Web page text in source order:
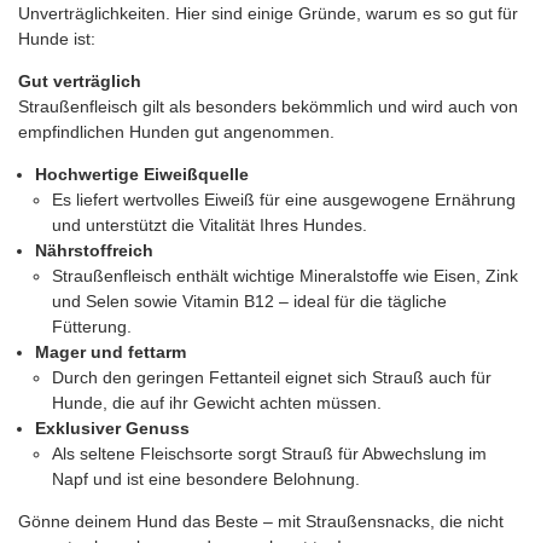
Unverträglichkeiten. Hier sind einige Gründe, warum es so gut für
Hunde ist:
Gut verträglich
Straußenfleisch gilt als besonders bekömmlich und wird auch von
empfindlichen Hunden gut angenommen.
Hochwertige Eiweißquelle
Es liefert wertvolles Eiweiß für eine ausgewogene Ernährung
und unterstützt die Vitalität Ihres Hundes.
Nährstoffreich
Straußenfleisch enthält wichtige Mineralstoffe wie Eisen, Zink
und Selen sowie Vitamin B12 – ideal für die tägliche
Fütterung.
Mager und fettarm
Durch den geringen Fettanteil eignet sich Strauß auch für
Hunde, die auf ihr Gewicht achten müssen.
Exklusiver Genuss
Als seltene Fleischsorte sorgt Strauß für Abwechslung im
Napf und ist eine besondere Belohnung.
Gönne deinem Hund das Beste – mit Straußensnacks, die nicht